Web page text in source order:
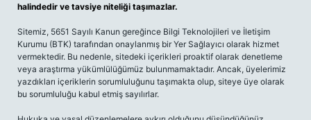
halindedir ve tavsiye niteliği taşımazlar.
Sitemiz, 5651 Sayılı Kanun gereğince Bilgi Teknolojileri ve İletişim
Kurumu (BTK) tarafından onaylanmış bir Yer Sağlayıcı olarak hizmet
vermektedir. Bu nedenle, sitedeki içerikleri proaktif olarak denetleme
veya araştırma yükümlülüğümüz bulunmamaktadır. Ancak, üyelerimiz
yazdıkları içeriklerin sorumluluğunu taşımakta olup, siteye üye olarak
bu sorumluluğu kabul etmiş sayılırlar.